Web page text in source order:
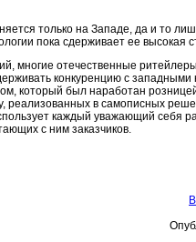
только на Западе, да и то
пока сдерживает ее высокая
многие отечественные
конкуренцию с западными
который был наработан
реализованных в самописных
каждый уважающий себя
с ним заказчиков.